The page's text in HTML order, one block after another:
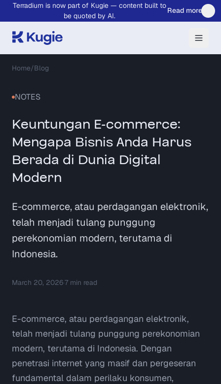
Skip to main content
Terradium is now part of Kugie — content built to
be quoted by AI.
Read more
Home/Blog
NOTES
Keuntungan E-commerce:
Mengapa Bisnis Anda Harus
Berada di Dunia Digital
Modern
E-commerce, atau perdagangan elektronik,
telah menjadi tulang punggung
perekonomian modern, terutama di
Indonesia.
March 20, 2026·7 min read
E-commerce, atau perdagangan elektronik,
telah menjadi tulang punggung perekonomian
modern, terutama di Indonesia. Dengan
penetrasi internet yang masif dan pergeseran
fundamental dalam perilaku konsumen,